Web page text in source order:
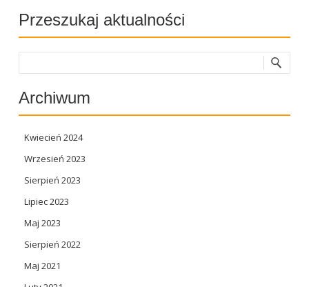
Przeszukaj aktualności
Archiwum
Kwiecień 2024
Wrzesień 2023
Sierpień 2023
Lipiec 2023
Maj 2023
Sierpień 2022
Maj 2021